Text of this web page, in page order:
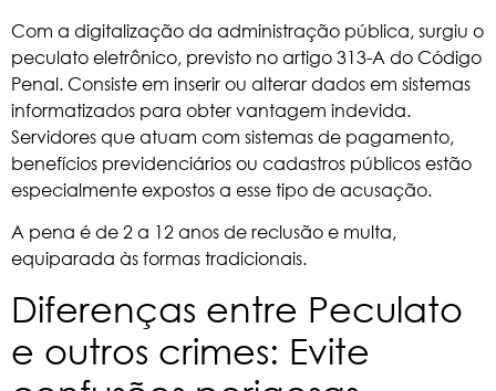
Com a digitalização da administração pública, surgiu o
peculato eletrônico, previsto no artigo 313-A do Código
Penal. Consiste em inserir ou alterar dados em sistemas
informatizados para obter vantagem indevida.
Servidores que atuam com sistemas de pagamento,
benefícios previdenciários ou cadastros públicos estão
especialmente expostos a esse tipo de acusação.
A pena é de 2 a 12 anos de reclusão e multa,
equiparada às formas tradicionais.
Diferenças entre Peculato
e outros crimes: Evite